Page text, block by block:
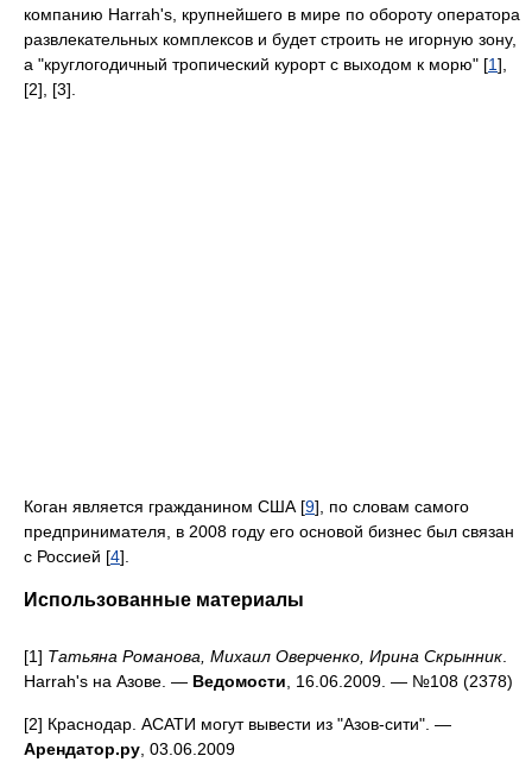
компанию Harrah's, крупнейшего в мире по обороту оператора
развлекательных комплексов и будет строить не игорную зону,
а "круглогодичный тропический курорт с выходом к морю" [1],
[2], [3].
Коган является гражданином США [9], по словам самого
предпринимателя, в 2008 году его основой бизнес был связан
с Россией [4].
Использованные материалы
[1] Татьяна Романова, Михаил Оверченко, Ирина Скрынник
Harrah's на Азове. — Ведомости , 16.06.2009. — №108 (2378)
[2] Краснодар. АСАТИ могут вывести из "Азов-сити". —
Арендатор.ру , 03.06.2009